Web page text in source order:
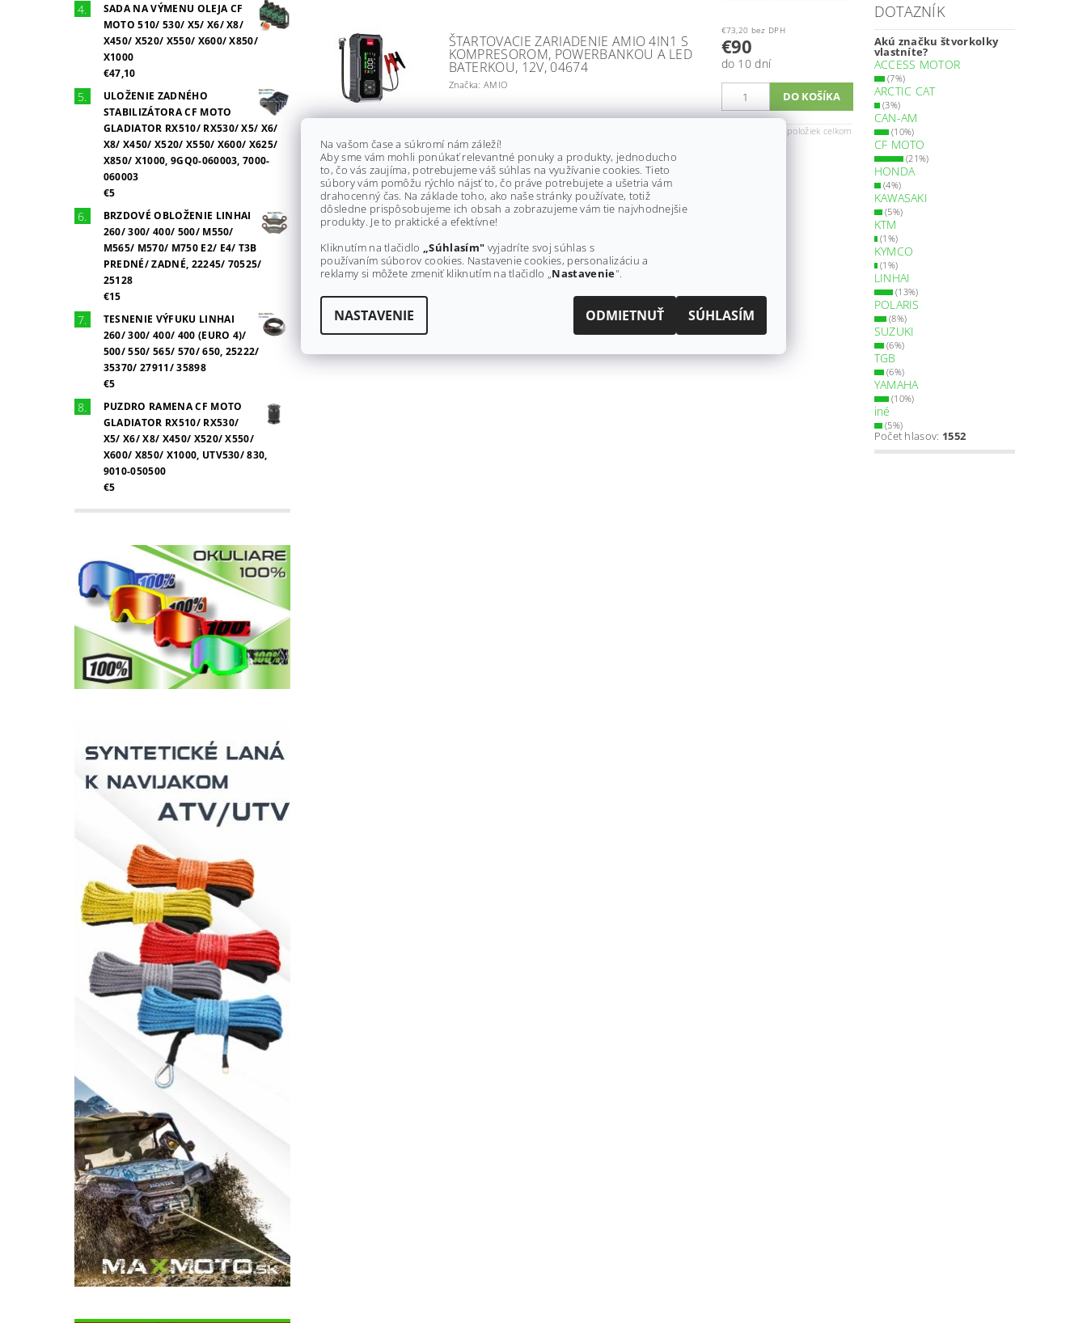
SADA NA VÝMENU OLEJA CF
MOTO 510/ 530/ X5/ X6/ X8/
X450/ X520/ X550/ X600/ X850/
X1000
€47,10
ULOŽENIE ZADNÉHO
STABILIZÁTORA CF MOTO
GLADIATOR RX510/ RX530/ X5/ X6/
X8/ X450/ X520/ X550/ X600/ X625/
X850/ X1000, 9GQ0-060003, 7000-
060003
€5
BRZDOVÉ OBLOŽENIE LINHAI
260/ 300/ 400/ 500/ M550/
M565/ M570/ M750 E2/ E4/ T3B
PREDNÉ/ ZADNÉ, 22245/ 70525/
25128
€15
TESNENIE VÝFUKU LINHAI
260/ 300/ 400/ 400 (EURO 4)/
500/ 550/ 565/ 570/ 650, 25222/
35370/ 27911/ 35898
€5
PUZDRO RAMENA CF MOTO
GLADIATOR RX510/ RX530/
X5/ X6/ X8/ X450/ X520/ X550/
X600/ X850/ X1000, UTV530/ 830,
9010-050500
€5
ŠTARTOVACIE ZARIADENIE AMIO 4IN1 S
KOMPRESOROM, POWERBANKOU A LED
BATERKOU, 12V, 04674
Značka: AMIO
€73,20 bez DPH
€90
do 10 dní
položiek celkom
DOTAZNÍK
Akú značku štvorkolky
vlastníte?
ACCESS MOTOR
(7%)
ARCTIC CAT
(3%)
CAN-AM
(10%)
CF MOTO
(21%)
HONDA
(4%)
KAWASAKI
(5%)
KTM
(1%)
KYMCO
(1%)
LINHAI
(13%)
POLARIS
(8%)
SUZUKI
(6%)
TGB
(6%)
YAMAHA
(10%)
iné
(5%)
Počet hlasov: 1552
Na vašom čase a súkromí nám záleží!
Aby sme vám mohli ponúkať relevantné ponuky a produkty, jednoducho
to, čo vás zaujíma, potrebujeme váš súhlas na využívanie cookies. Tieto
súbory vám pomôžu rýchlo nájsť to, čo práve potrebujete a ušetria vám
drahocenný čas. Na základe toho, ako naše stránky používate, totiž
dôsledne prispôsobujeme ich obsah a zobrazujeme vám tie najvhodnejšie
produkty. Je to praktické a efektívne!
Kliknutím na tlačidlo „Súhlasím" vyjadríte svoj súhlas s
používaním súborov cookies. Nastavenie cookies, personalizáciu a
reklamy si môžete zmeniť kliknutím na tlačidlo „Nastavenie".
NASTAVENIE ODMIETNUŤ SÚHLASÍM